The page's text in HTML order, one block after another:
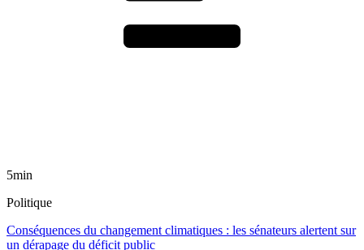
5min
Politique
Conséquences du changement climatiques : les sénateurs alertent sur
un dérapage du déficit public